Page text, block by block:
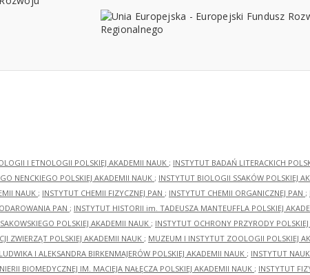
I ETNOLOGII POLSKIEJ AKADEMII NAUK ; INSTYTUT BADAŃ LITERACKICH
NENCKIEGO POLSKIEJ AKADEMII NAUK ; INSTYTUT BIOLOGII SSAKÓW POLSKIEJ
NAUK ; INSTYTUT CHEMII FIZYCZNEJ PAN ; INSTYTUT CHEMII ORGANICZNEJ PAN ;
PAN ; INSTYTUT HISTORII im. TADEUSZA MANTEUFFLA POLSKIEJ
POLSKIEJ AKADEMII NAUK ; INSTYTUT OCHRONY PRZYRODY
ZWIERZĄT POLSKIEJ AKADEMII NAUK ; MUZEUM I INSTYTUT ZOOLOGII POLSKIEJ
I ALEKSANDRA BIRKENMAJERÓW POLSKIEJ AKADEMII NAUK ; INSTYTUT
BIOMEDYCZNEJ IM. MACIEJA NAŁĘCZA POLSKIEJ AKADEMII NAUK ; INSTYTUT